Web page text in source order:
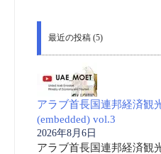
最近の投稿 (5)
アラブ首長国連邦経済観
(embedded) vol.3
2026年8月6日
アラブ首長国連邦経済観